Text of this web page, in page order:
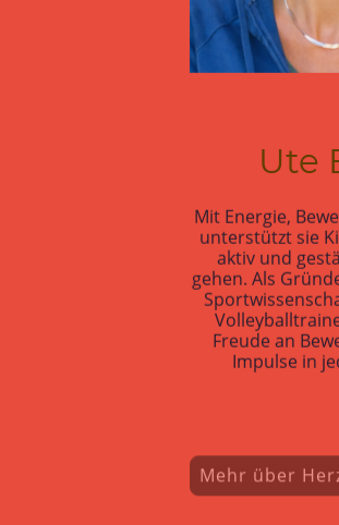
Ute
Mit Energie,
unterstützt sie
aktiv und
gehen. Als
Freude an
Impulse in